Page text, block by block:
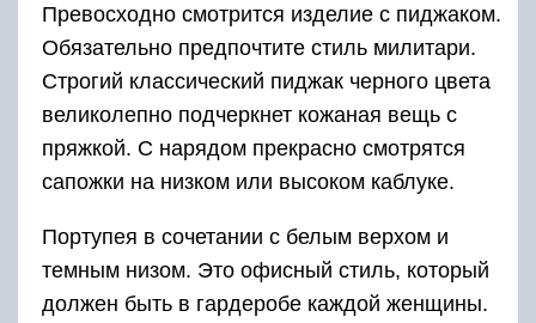
Превосходно смотрится изделие с пиджаком.
Обязательно предпочтите стиль милитари.
Строгий классический пиджак черного цвета
великолепно подчеркнет кожаная вещь с
пряжкой. С нарядом прекрасно смотрятся
сапожки на низком или высоком каблуке.
Портупея в сочетании с белым верхом и
темным низом. Это офисный стиль, который
должен быть в гардеробе каждой женщины.